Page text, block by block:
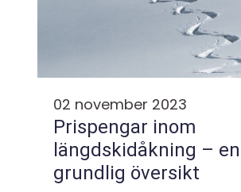
02 november 2023
Prispengar inom
längdskidåkning – en
grundlig översikt